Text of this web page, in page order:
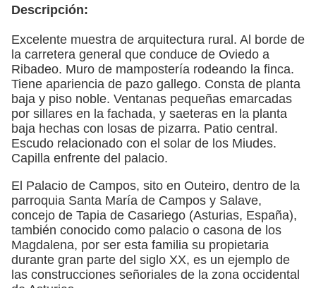
Descripción:
Excelente muestra de arquitectura rural. Al borde de
la carretera general que conduce de Oviedo a
Ribadeo. Muro de mampostería rodeando la finca.
Tiene apariencia de pazo gallego. Consta de planta
baja y piso noble. Ventanas pequeñas emarcadas
por sillares en la fachada, y saeteras en la planta
baja hechas con losas de pizarra. Patio central.
Escudo relacionado con el solar de los Miudes.
Capilla enfrente del palacio.
El Palacio de Campos, sito en Outeiro, dentro de la
parroquia Santa María de Campos y Salave,
concejo de Tapia de Casariego (Asturias, España),
también conocido como palacio o casona de los
Magdalena, por ser esta familia su propietaria
durante gran parte del siglo XX, es un ejemplo de
las construcciones señoriales de la zona occidental